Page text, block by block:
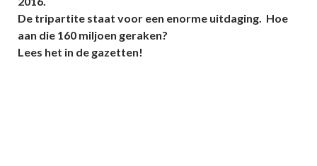
De tripartite staat voor een enorme uitdaging. Hoe
aan die 160 miljoen geraken?
Lees het in de gazetten!